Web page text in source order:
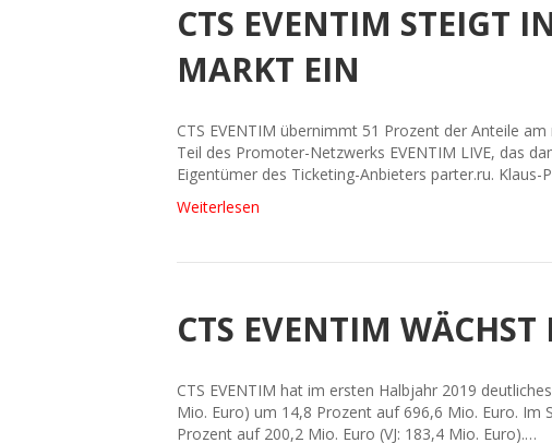
CTS EVENTIM STEIGT
MARKT EIN
CTS EVENTIM übernimmt 51 Prozent der Anteile
Teil des Promoter-Netzwerks EVENTIM LIVE, das
Eigentümer des Ticketing-Anbieters parter.ru.
Weiterlesen
CTS EVENTIM
CTS EVENTIM hat im ersten Halbjahr 2019
Mio. Euro) um 14,8 Prozent auf 696,6 Mio. Euro. Im
Prozent auf 200,2 Mio. Euro (VJ: 183,4 Mio. Euro).…